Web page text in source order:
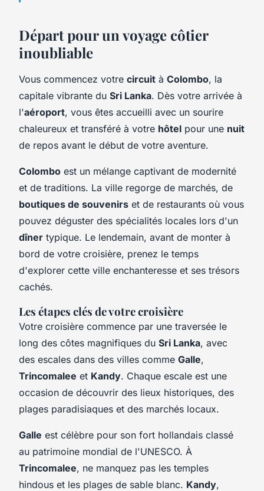
Départ pour un voyage côtier
inoubliable
Vous commencez votre circuit à Colombo, la
capitale vibrante du Sri Lanka. Dès votre arrivée à
l'aéroport, vous êtes accueilli avec un sourire
chaleureux et transféré à votre hôtel pour une nuit
de repos avant le début de votre aventure.
Colombo est un mélange captivant de modernité
et de traditions. La ville regorge de marchés, de
boutiques de souvenirs et de restaurants où vous
pouvez déguster des spécialités locales lors d'un
dîner typique. Le lendemain, avant de monter à
bord de votre croisière, prenez le temps
d'explorer cette ville enchanteresse et ses trésors
cachés.
Les étapes clés de votre croisière
Votre croisière commence par une traversée le
long des côtes magnifiques du Sri Lanka, avec
des escales dans des villes comme Galle,
Trincomalee et Kandy. Chaque escale est une
occasion de découvrir des lieux historiques, des
plages paradisiaques et des marchés locaux.
Galle est célèbre pour son fort hollandais classé
au patrimoine mondial de l'UNESCO. À
Trincomalee, ne manquez pas les temples
hindous et les plages de sable blanc. Kandy,